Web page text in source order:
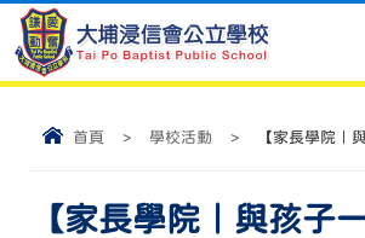
首頁 > 學校活動 > 【家長學院｜
【家長學院｜與孩子